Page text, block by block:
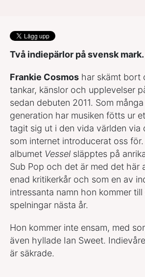
Två indiepärlor på svensk mark.
Frankie Cosmos har skämt bort
tankar, känslor och upplevelser
sedan debuten 2011. Som
generation har musiken fötts ur
tagit sig ut i den vida världen via
som internet introducerat oss
albumet Vessel släpptes på
Sub Pop och det är med det här
enad kritikerkår och som en av
intressanta namn hon kommer
spelningar nästa år.
Hon kommer inte ensam, med
även hyllade Ian Sweet.
är säkrade.